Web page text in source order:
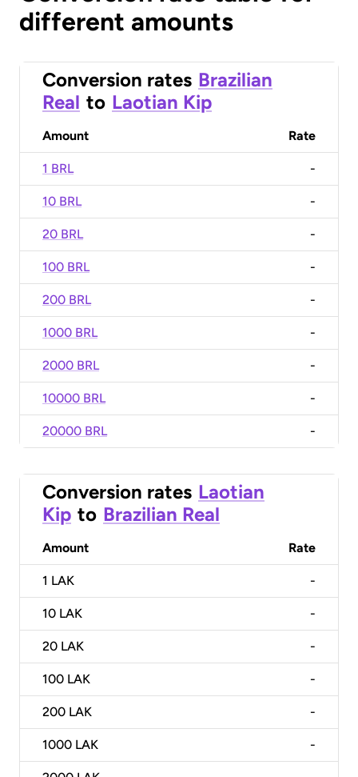
different amounts
Conversion rates Brazilian
Real to Laotian Kip
Amount Rate
1 BRL -
10 BRL -
20 BRL -
100 BRL -
200 BRL -
1000 BRL -
2000 BRL -
10000 BRL -
20000 BRL -
Conversion rates Laotian
Kip to Brazilian Real
Amount Rate
1 LAK -
10 LAK -
20 LAK -
100 LAK -
200 LAK -
1000 LAK -